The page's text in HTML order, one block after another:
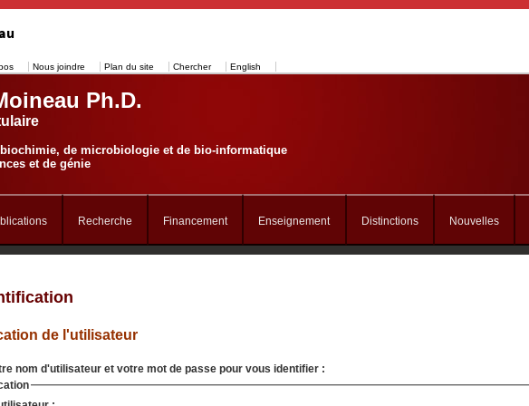
Nous joindre Plan du site Chercher English
Ph.D.
biochimie, de microbiologie et de bio-informatique
et de génie
Recherche Financement Enseignement Distinctions Nouvelles
de l'utilisateur
nom d'utilisateur et votre mot de passe pour vous identifier :